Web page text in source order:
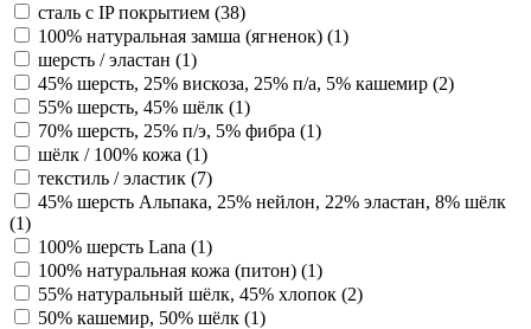
сталь с IP покрытием (38)
100% натуральная замша (ягненок) (1)
шерсть / эластан (1)
45% шерсть, 25% вискоза, 25% п/а, 5% кашемир (2)
55% шерсть, 45% шёлк (1)
70% шерсть, 25% п/э, 5% фибра (1)
шёлк / 100% кожа (1)
текстиль / эластик (7)
45% шерсть Альпака, 25% нейлон, 22% эластан, 8% шёлк
(1)
100% шерсть Lana (1)
100% натуральная кожа (питон) (1)
55% натуральный шёлк, 45% хлопок (2)
50% кашемир, 50% шёлк (1)